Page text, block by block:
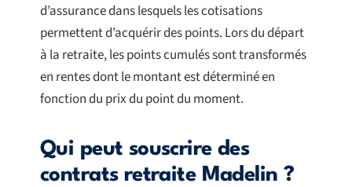
d’assurance dans lesquels les cotisations
permettent d’acquérir des points. Lors du départ
à la retraite, les points cumulés sont transformés
en rentes dont le montant est déterminé en
fonction du prix du point du moment.
Qui peut souscrire des
contrats retraite Madelin ?